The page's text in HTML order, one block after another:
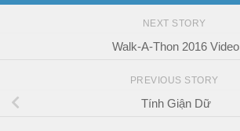
NEXT STORY
Walk-A-Thon 2016 Video
PREVIOUS STORY
Tính Giận Dữ